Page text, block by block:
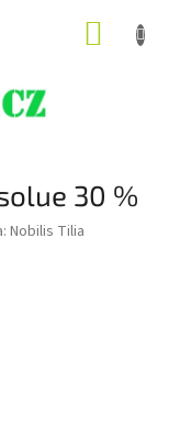
30 %
Nobilis Tilia